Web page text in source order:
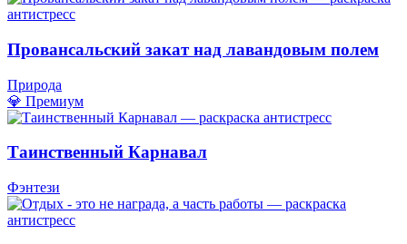
Провансальский закат над лавандовым полем
Природа
💎 Премиум
Таинственный Карнавал
Фэнтези